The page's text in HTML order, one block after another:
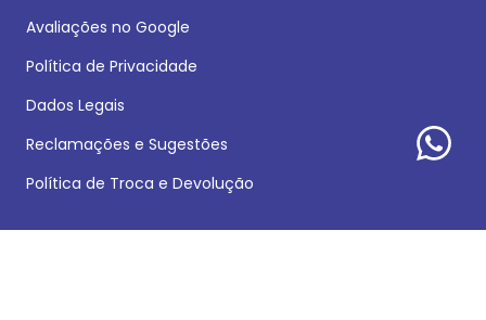
Avaliações no Google
Política de Privacidade
Dados Legais
Reclamações e Sugestões
Política de Troca e Devolução